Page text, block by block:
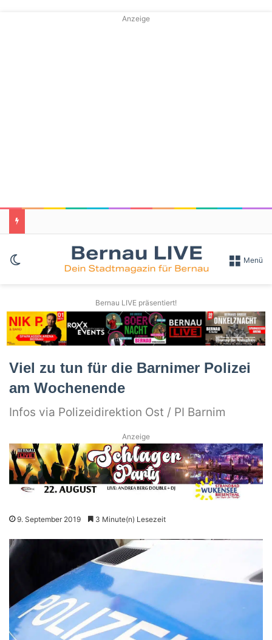
Anzeige
Skin umschalten Menü
Bernau LIVE präsentiert!
Viel zu tun für die Barnimer Polizei
am Wochenende
Infos via Polizeidirektion Ost / PI Barnim
Anzeige
9. September 2019 3 Minute(n) Lesezeit